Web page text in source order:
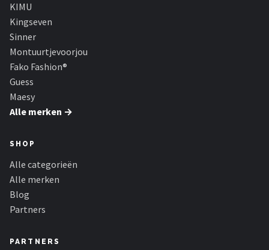
KIMU
Kingseven
Sinner
Montuurtjevoorjou
Fako Fashion®
Guess
Maesy
Alle merken →
SHOP
Alle categorieën
Alle merken
Blog
Partners
PARTNERS